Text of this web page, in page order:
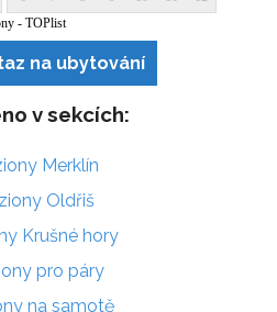
na ubytování
v sekcích:
Merklín
Oldřiš
Krušné hory
pro páry
na samotě